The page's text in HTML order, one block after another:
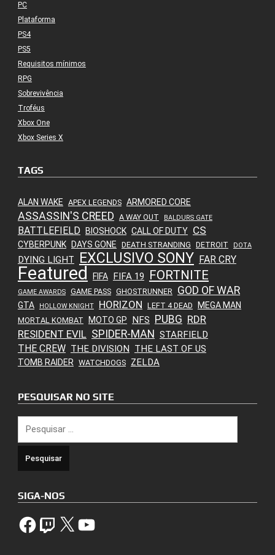
PC
Plataforma
PS4
PS5
Requisitos mínimos
RPG
Sobrevivência
Troféus
Xbox One
Xbox Series X
TAGS
ALAN WAKE APEX LEGENDS ARMORED CORE
ASSASSIN'S CREED A WAY OUT BALDURS GATE
BATTLEFIELD BIOSHOCK CALL OF DUTY CS
CYBERPUNK DAYS GONE DEATH STRANDING DETROIT DOTA
DYING LIGHT EXCLUSIVO SONY FAR CRY
Featured FIFA FIFA 19 FORTNITE
GAME AWARDS GAME PASS GHOSTRUNNER GOD OF WAR
GTA HOLLOW KNIGHT HORIZON LEFT 4 DEAD MEGA MAN
MORTAL KOMBAT MOTO GP NFS PUBG RDR
RESIDENT EVIL SPIDER-MAN STARFIELD
THE CREW THE DIVISION THE LAST OF US
TOMB RAIDER WATCHDOGS ZELDA
PESQUISAR NO SITE
por:
SIGA-NOS
FacebookTwitch X YouTube